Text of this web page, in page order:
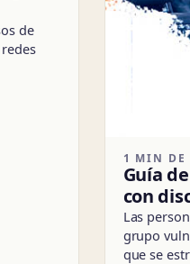
de
1 MIN DE
Guía
con
Las
grupo
que se